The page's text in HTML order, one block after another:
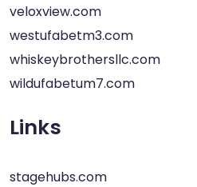
veloxview.com
westufabetm3.com
whiskeybrothersllc.com
wildufabetum7.com
Links
stagehubs.com